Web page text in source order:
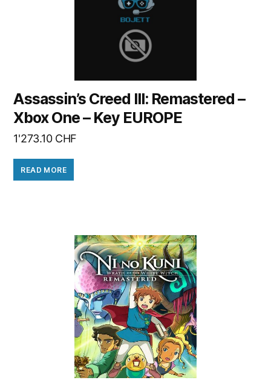
Assassin’s Creed III: Remastered –
Xbox One – Key EUROPE
1'273.10 CHF
READ MORE